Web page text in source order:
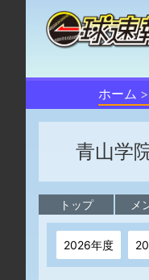
ホーム
青山学
トップ メ
2026年度